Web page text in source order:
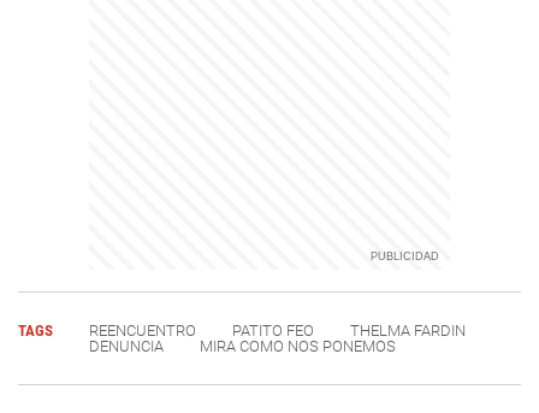
TAGS REENCUENTRO PATITO FEO
THELMA FARDIN
DENUNCIA
MIRA COMO NOS PONEMOS